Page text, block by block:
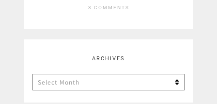
3 COMMENTS
ARCHIVES
Archives